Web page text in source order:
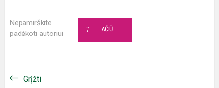
Nepamirškite
padėkoti autoriui
AČIŪ
7
Grįžti